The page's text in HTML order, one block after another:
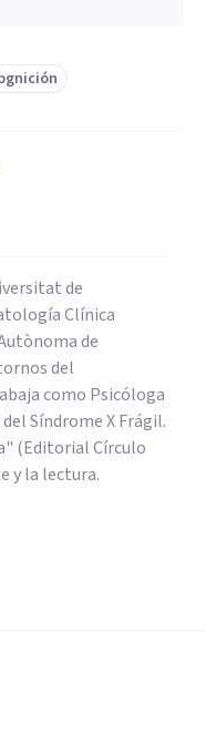
de
Clínica
de
del
como Psicóloga
Síndrome X Frágil.
(Editorial Círculo
y la lectura.